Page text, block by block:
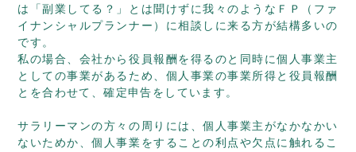
は「副業してる？」とは聞けずに我々のようなＦＰ（ファ
イナンシャルプランナー）に相談しに来る方が結構多いの
です。
私の場合、会社から役員報酬を得るのと同時に個人事業主
としての事業があるため、個人事業の事業所得と役員報酬
とを合わせて、確定申告をしています。
サラリーマンの方々の周りには、個人事業主がなかなかい
ないためか、個人事業をすることの利点や欠点に触れるこ